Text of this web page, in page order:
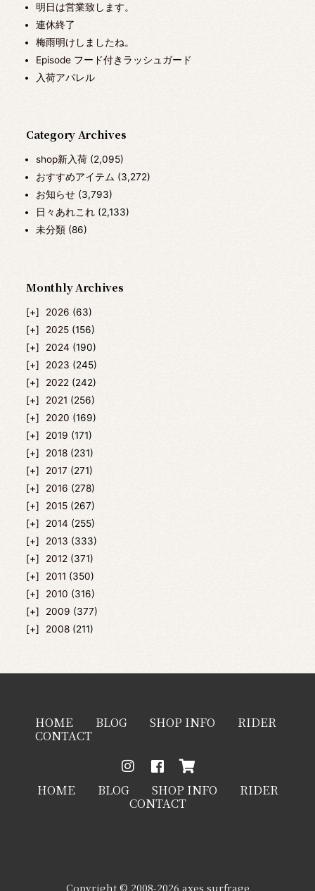
明日は営業致します。
連休終了
梅雨明けしましたね。
Episode フード付きラッシュガード
入荷アパレル
Category Archives
shop新入荷 (2,095)
おすすめアイテム (3,272)
お知らせ (3,793)
日々あれこれ (2,133)
未分類 (86)
Monthly Archives
2026 (63)
2025 (156)
2024 (190)
2023 (245)
2022 (242)
2021 (256)
2020 (169)
2019 (171)
2018 (231)
2017 (271)
2016 (278)
2015 (267)
2014 (255)
2013 (333)
2012 (371)
2011 (350)
2010 (316)
2009 (377)
2008 (211)
HOME BLOG SHOP INFO RIDER
CONTACT
HOME BLOG SHOP INFO RIDER
CONTACT
Copyright © 2008-2026 axes surfrage